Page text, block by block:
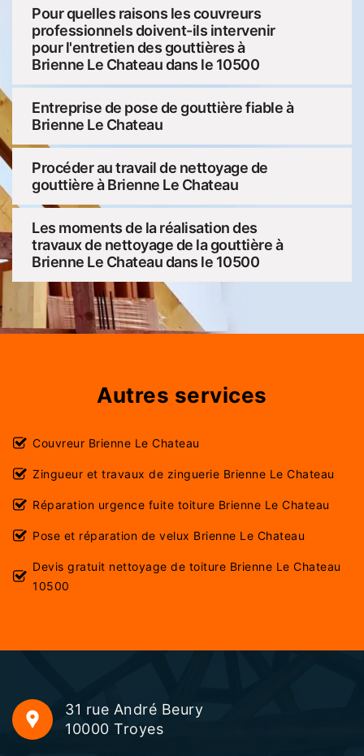
Pour quelles raisons les couvreurs
professionnels doivent-ils intervenir
pour l'entretien des gouttières à
Brienne Le Chateau dans le 10500
Entreprise de pose de gouttière fiable à
Brienne Le Chateau
Procéder au travail de nettoyage de
gouttière à Brienne Le Chateau
Les moments de la réalisation des
travaux de nettoyage de la gouttière à
Brienne Le Chateau dans le 10500
Autres services
Couvreur Brienne Le Chateau
Zingueur et travaux de zinguerie Brienne Le Chateau
Réparation urgence fuite toiture Brienne Le Chateau
Pose et réparation de velux Brienne Le Chateau
Devis gratuit nettoyage de toiture Brienne Le Chateau
10500
31 rue André Beury
10000 Troyes